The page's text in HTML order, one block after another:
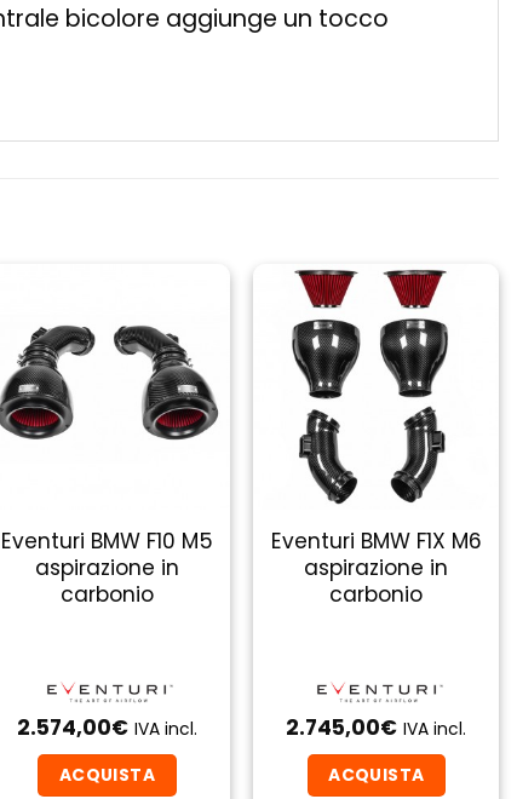
bicolore aggiunge un tocco
Eventuri BMW F10 M5
aspirazione in
carbonio
2.574,00€ IVA incl.
ACQUISTA
Eventuri BMW F1X M6
aspirazione in
carbonio
2.745,00€ IVA incl.
ACQUISTA